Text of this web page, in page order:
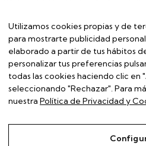
Utilizamos cookies propias y de
para mostrarte publicidad
elaborado a partir de tus hábitos
personalizar tus preferencias
todas las cookies haciendo clic en
seleccionando "Rechazar". Para
nuestra Política de Privacidad y